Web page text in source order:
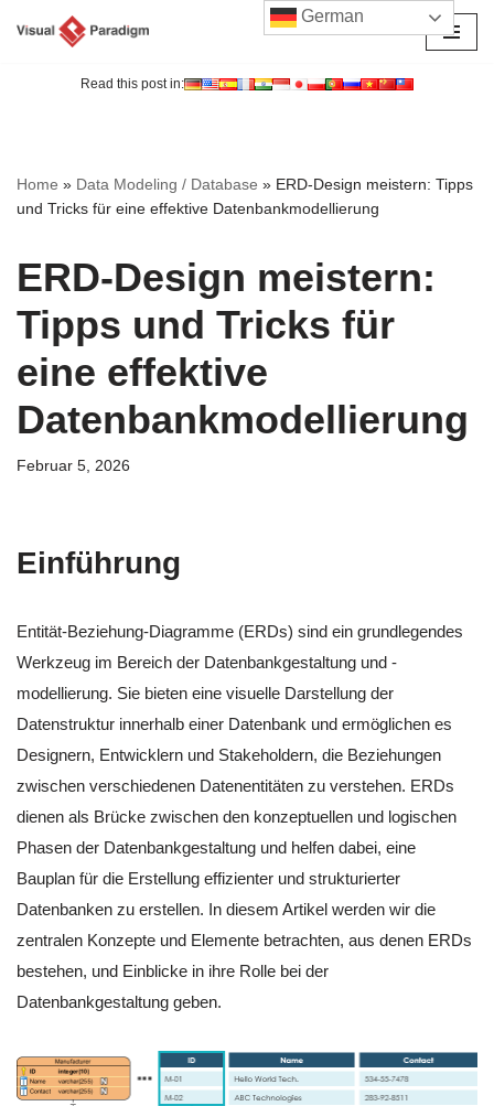
Read this post in:
Home » Data Modeling / Database » ERD-Design meistern: Tipps
und Tricks für eine effektive Datenbankmodellierung
ERD-Design meistern:
Tipps und Tricks für
eine effektive
Datenbankmodellierung
Februar 5, 2026
Einführung
Entität-Beziehung-Diagramme (ERDs) sind ein grundlegendes
Werkzeug im Bereich der Datenbankgestaltung und -
modellierung. Sie bieten eine visuelle Darstellung der
Datenstruktur innerhalb einer Datenbank und ermöglichen es
Designern, Entwicklern und Stakeholdern, die Beziehungen
zwischen verschiedenen Datenentitäten zu verstehen. ERDs
dienen als Brücke zwischen den konzeptuellen und logischen
Phasen der Datenbankgestaltung und helfen dabei, eine
Bauplan für die Erstellung effizienter und strukturierter
Datenbanken zu erstellen. In diesem Artikel werden wir die
zentralen Konzepte und Elemente betrachten, aus denen ERDs
bestehen, und Einblicke in ihre Rolle bei der
Datenbankgestaltung geben.
German